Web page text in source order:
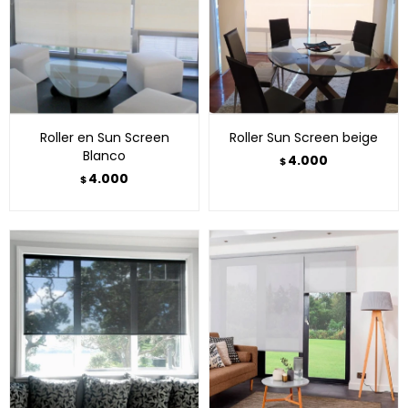
Roller en Sun Screen
Blanco
$4.000
Roller Sun Screen beige
$4.000